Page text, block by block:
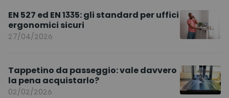
EN 527 ed EN 1335: gli standard per uffici
ergonomici sicuri
27/04/2026
Tappetino da passeggio: vale davvero
la pena acquistarlo?
02/02/2026